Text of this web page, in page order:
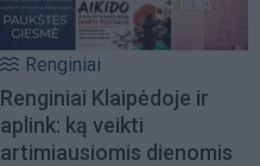
Renginiai
Renginiai Klaipėdoje ir
aplink: ką veikti
artimiausiomis dienomis